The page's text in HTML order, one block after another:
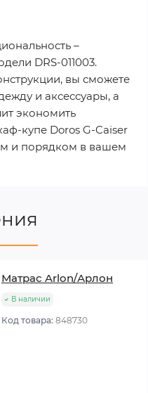
–
DRS-011003.
вы сможете
и аксессуары, а
экономить
купе Doros G-Caiser
и порядком в вашем
Матрас Arlon/Арлон
В наличии
Код товара: 848730